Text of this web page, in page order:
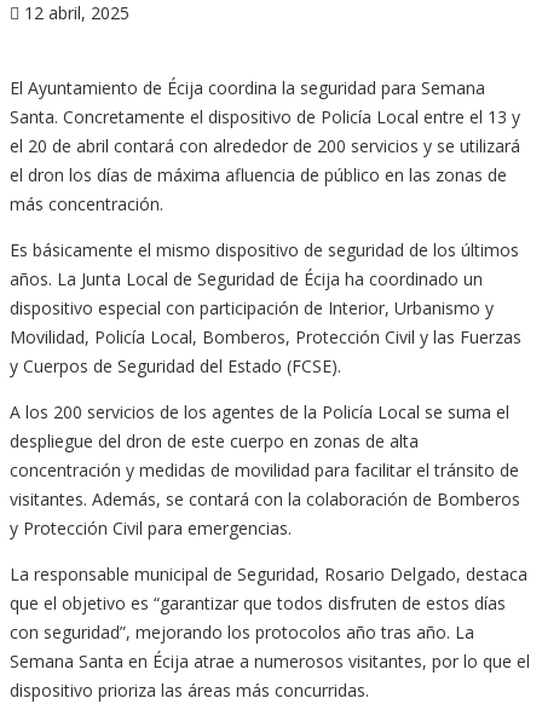
12 abril, 2025
El Ayuntamiento de Écija coordina la seguridad para Semana
Santa. Concretamente el dispositivo de Policía Local entre el 13 y
el 20 de abril contará con alrededor de 200 servicios y se utilizará
el dron los días de máxima afluencia de público en las zonas de
más concentración.
Es básicamente el mismo dispositivo de seguridad de los últimos
años. La Junta Local de Seguridad de Écija ha coordinado un
dispositivo especial con participación de Interior, Urbanismo y
Movilidad, Policía Local, Bomberos, Protección Civil y las Fuerzas
y Cuerpos de Seguridad del Estado (FCSE).
A los 200 servicios de los agentes de la Policía Local se suma el
despliegue del dron de este cuerpo en zonas de alta
concentración y medidas de movilidad para facilitar el tránsito de
visitantes. Además, se contará con la colaboración de Bomberos
y Protección Civil para emergencias.
La responsable municipal de Seguridad, Rosario Delgado, destaca
que el objetivo es “garantizar que todos disfruten de estos días
con seguridad”, mejorando los protocolos año tras año. La
Semana Santa en Écija atrae a numerosos visitantes, por lo que el
dispositivo prioriza las áreas más concurridas.